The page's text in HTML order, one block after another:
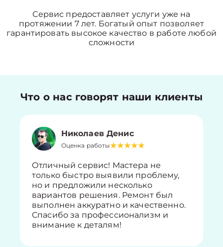
Сервис предоставляет услуги уже на
протяжении 7 лет. Богатый опыт позволяет
гарантировать высокое качество в работе любой
сложности
Что о нас говорят наши клиенты
Николаев Денис
Оценка работы
Отличный сервис! Мастера не
только быстро выявили проблему,
но и предложили несколько
вариантов решения. Ремонт был
выполнен аккуратно и качественно.
Спасибо за профессионализм и
внимание к деталям!